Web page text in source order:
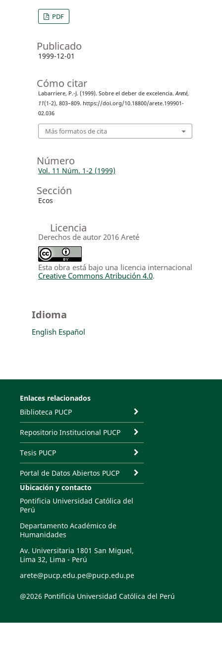
PDF
Publicado
1999-12-01
Cómo citar
Labarriere, P.-J. (1999). Sobre el deber de excelencia.Areté,
11(1-2), 803–809. https://doi.org/10.18800/arete.199901-
02.036
Más formatos de cita
Número
Vol. 11 Núm. 1-2 (1999)
Sección
Ecos
Licencia
Derechos de autor 2016 Areté
Esta obra está bajo una licencia internacional
Creative Commons Atribución 4.0.
Idioma
English Español
Enlaces relacionados
Biblioteca PUCP
Repositorio Institucional PUCP
Tesis PUCP
Portal de Datos Abiertos PUCP
Ubicación y contacto
Pontificia Universidad Católica del
Perú
Departamento Académico de
Humanidades
Av. Universitaria 1801 San Miguel,
Lima 32, Lima - Perú
arete@pucp.edu.pe@pucp.edu.pe
@2026 Pontificia Universidad Católica del Perú